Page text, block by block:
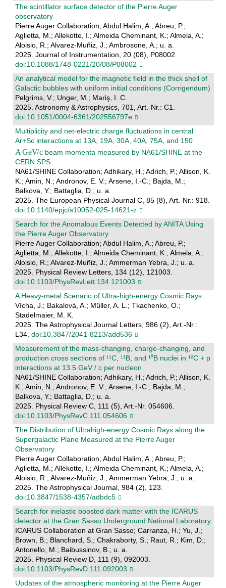
The scintillator surface detector of the Pierre Auger
observatory
Pierre Auger Collaboration; Abdul Halim, A.; Abreu, P.;
Aglietta, M.; Allekotte, I.; Almeida Cheminant, K.; Almela, A.;
Aloisio, R.; Alvarez-Muñiz, J.; Ambrosone, A.; u. a.
2025. Journal of Instrumentation, 20 (08), P08002.
doi:10.1088/1748-0221/20/08/P08002
An analytical model for the magnetic field in the thick shell of
Galactic bubbles with uniform initial conditions (Corrigendum)
Pelgrims, V.; Unger, M.; Mariş, I. C.
2025. Astronomy & Astrophysics, 701, Art.-Nr.: C1.
doi:10.1051/0004-6361/202556797e
Multiplicity and net-electric charge fluctuations in central
Ar+Sc interactions at 13A, 19A, 30A, 40A, 75A, and 150
beam momenta measured by NA61/SHINE at the
CERN SPS
NA61/SHINE Collaboration; Adhikary, H.; Adrich, P.; Allison, K.
K.; Amin, N.; Andronov, E. V.; Arsene, I.-C.; Bajda, M.;
Balkova, Y.; Battaglia, D.; u. a.
2025. The European Physical Journal C, 85 (8), Art.-Nr.: 918.
doi:10.1140/epjc/s10052-025-14621-z
Search for the Anomalous Events Detected by ANITA Using
the Pierre Auger Observatory
Pierre Auger Collaboration; Abdul Halim, A.; Abreu, P.;
Aglietta, M.; Allekotte, I.; Almeida Cheminant, K.; Almela, A.;
Aloisio, R.; Alvarez-Muñiz, J.; Ammerman Yebra, J.; u. a.
2025. Physical Review Letters, 134 (12), 121003.
doi:10.1103/PhysRevLett.134.121003
A Heavy-metal Scenario of Ultra-high-energy Cosmic Rays
Vícha, J.; Bakalová, A.; Müller, A. L.; Tkachenko, O.;
Stadelmaier, M. K.
2025. The Astrophysical Journal Letters, 986 (2), Art.-Nr.:
L34. doi:10.3847/2041-8213/add536
Measurement of the mass-changing, charge-changing, and
production cross sections of ¹¹C, ¹¹B, and ¹⁰B nuclei in ¹²C + p
interactions at 13.5 GeV / c per nucleon
NA61/SHINE Collaboration; Adhikary, H.; Adrich, P.; Allison, K.
K.; Amin, N.; Andronov, E. V.; Arsene, I.-C.; Bajda, M.;
Balkova, Y.; Battaglia, D.; u. a.
2025. Physical Review C, 111 (5), Art.-Nr. 054606.
doi:10.1103/PhysRevC.111.054606
The Distribution of Ultrahigh-energy Cosmic Rays along the
Supergalactic Plane Measured at the Pierre Auger
Observatory
Pierre Auger Collaboration; Abdul Halim, A.; Abreu, P.;
Aglietta, M.; Allekotte, I.; Almeida Cheminant, K.; Almela, A.;
Aloisio, R.; Alvarez-Muñiz, J.; Ammerman Yebra, J.; u. a.
2025. The Astrophysical Journal, 984 (2), 123.
doi:10.3847/1538-4357/adbdc5
Search for inelastic boosted dark matter with the ICARUS
detector at the Gran Sasso Underground National Laboratory
ICARUS Collaboration at Gran Sasso; Carranza, H.; Yu, J.;
Brown, B.; Blanchard, S.; Chakraborty, S.; Raut, R.; Kim, D.;
Antonello, M.; Baibussinov, B.; u. a.
2025. Physical Review D, 111 (9), 092003.
doi:10.1103/PhysRevD.111.092003
Updates of the atmospheric monitoring at the Pierre Auger